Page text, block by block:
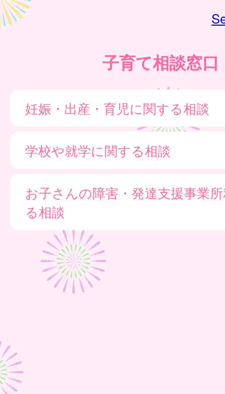
子育て相談窓口
妊娠・出産・育児に関する相談
学校や就学に関する相談
お子さんの障害・発達支援事業
る相談